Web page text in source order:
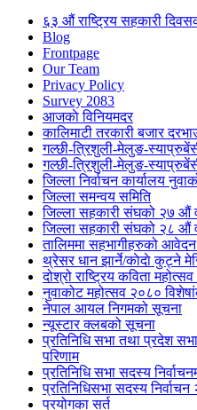
६३ औं राष्ट्रिय सहकारी
Blog
Frontpage
Our Team
Privacy Policy
Survey 2083
आजकाे विनियमदर
कालिमाटी तरकारी बजार
गल्छी-त्रिशुली-मेलुङ-
गल्छी-त्रिशुली-मेलुङ-
जिल्ला निर्वाचन कार्यालय
जिल्ला समन्वय समिति
जिल्ला सहकारी संघको २७ औं
जिल्ला सहकारी संघको २८ औं
तालिममा सहभागीहरुको
थ्रेसर धान झार्ने/काेदाे कुट्ने
दोश्रो राष्ट्रिय कविता
नुवाकोट महोत्सव २०८०
नेपाल आयल निगमको सूचना
न्यूस्टार क्लबको सूचना
प्रतिनिधि सभा तथा प्रदेश
परिणाम
प्रतिनिधि सभा सदस्य
प्रतिनिधिसभा सदस्य
प्रयोगका सर्त